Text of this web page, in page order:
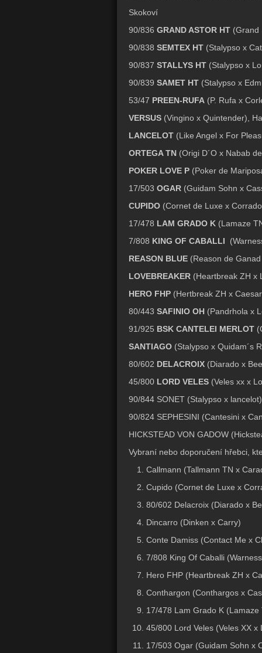
Skokoví
90/836 GRAND ASTOR HT (Grand
90/838 SEMTEX HT (Stalypso x
90/837 STALLYS HT (Stalypso x
90/839 SAMET HT (Stalypso x
53/47 PREEN-RUFA (P. Rufa x
VERSUS (Vingino x Quintender),
LANCELOT (Like Angel x For
ORTEGA TN (Origi D´O x Nabab
POKER LOVE P (Poker de
17/503 OGAR (Guidam Sohn x
CUPIDO (Cornet de Luxe x
17/478 LAM GRADO K (Lamaze
7/808 KING OF CABALLI
REASON BLUE (Reason de
LOVEBREAKER (Heartbreak ZH x
HERO FHP (Hertbreak ZH x
80/443 SAFINIO OH (Pandrhola x
91/925 BSK CANTELEI MERLOT
SANTIAGO (Stalypso x Quidam´s
80/602 DELACROIX (Diarado x
45/800 LORD VELES (Veles xx x
90/844 SONET (Stalypso x
90/824 SEPHESINI (Cantesini x
HICKSTEAD VON GADOW
Vybraní nebo doporučení hřebci,
Callmann (Tallmann TN x
Cupido (Cornet de Luxe x
80/602 Delacroix (Diarado x
Dincarro (Dinken x Carry)
Conte Damiss (Contact Me x
7/808 King Of Caballi
Hero FHP (Heartbreak ZH x
Conthargon (Conthargos x
17/478 Lam Grado K (Lamaze
45/800 Lord Veles (Veles XX x
17/503 Ogar (Guidam Sohn x